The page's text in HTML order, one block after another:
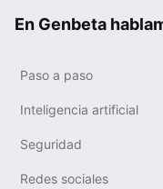
En Genbeta
Paso a paso
Inteligencia artificial
Seguridad
Redes sociales